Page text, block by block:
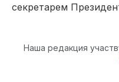
секретарем
Наша редакция